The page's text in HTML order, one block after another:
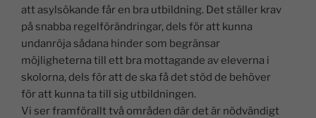
att asylsökande får en bra utbildning. Det ställer krav
på snabba regelförändringar, dels för att kunna
undanröja sådana hinder som begränsar
möjligheterna till ett bra mottagande av eleverna i
skolorna, dels för att de ska få det stöd de behöver
för att kunna ta till sig utbildningen.
Vi ser framförallt två områden där det är nödvändigt